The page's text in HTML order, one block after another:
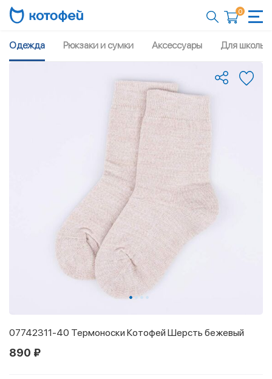
0
Одежда Рюкзаки и сумки Аксессуары Для школы
07742311-40 Термоноски Котофей Шерсть бежевый
890 ₽